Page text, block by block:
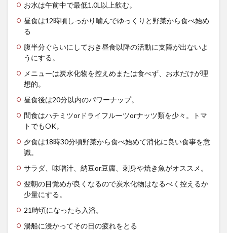
理想
の１
日を
作っ
て実
行し
てみ
よ
う！
お水は午前中で最低1.0L以上飲む。
昼食は12時頃しっかり噛んでゆっくりと野菜から食べ始め
る
腹半分ぐらいにしておき昼食以降の活動に支障が出ないよ
うにする。
メニューは炭水化物を控えめまたは食べず、お水だけが理
想的。
昼食後は20分以内のパワーナップ。
間食はハチミツorドライフルーツorナッツ類を少々。トマ
トでもOK。
夕食は18時30分頃野菜から食べ始めて消化に良い食事を意
識。
サラダ、味噌汁、納豆or豆腐、刺身や焼き魚がオススメ。
翌朝の目覚めが良くなるので炭水化物はなるべく控えるか
少量にする。
21時頃になったら入浴。
湯船に浸かってその日の疲れをとる